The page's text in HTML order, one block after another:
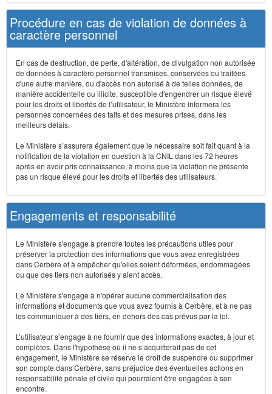
Procédure en cas de violation de données à
caractère personnel
En cas de destruction, de perte, d'altération, de divulgation non autorisée
de données à caractère personnel transmises, conservées ou traitées
d'une autre manière, ou d'accès non autorisé à de telles données, de
manière accidentelle ou illicite, susceptible d'engendrer un risque élevé
pour les droits et libertés de l’utilisateur, le Ministère informera les
personnes concernées des faits et des mesures prises, dans les
meilleurs délais.
Le Ministère s’assurera également que le nécessaire soit fait quant à la
notification de la violation en question à la CNIL dans les 72 heures
après en avoir pris connaissance, à moins que la violation ne présente
pas un risque élevé pour les droits et libertés des utilisateurs.
Engagements et responsabilité
Le Ministère s'engage à prendre toutes les précautions utiles pour
préserver la protection des informations que vous avez enregistrées
dans Cerbère et à empêcher qu'elles soient déformées, endommagées
ou que des tiers non autorisés y aient accès.
Le Ministère s'engage à n'opérer aucune commercialisation des
informations et documents que vous avez fournis à Cerbère, et à ne pas
les communiquer à des tiers, en dehors des cas prévus par la loi.
L’utilisateur s’engage à ne fournir que des informations exactes, à jour et
complètes. Dans l'hypothèse où il ne s’acquitterait pas de cet
engagement, le Ministère se réserve le droit de suspendre ou supprimer
son compte dans Cerbère, sans préjudice des éventuelles actions en
responsabilité pénale et civile qui pourraient être engagées à son
encontre.